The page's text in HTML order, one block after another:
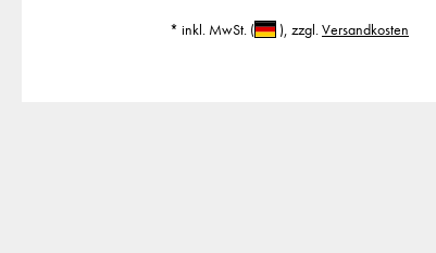
* inkl. MwSt. ( ) , zzgl. Versandkosten